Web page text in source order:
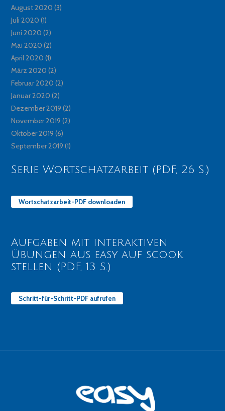
August 2020 (3)
Juli 2020 (1)
Juni 2020 (2)
Mai 2020 (2)
April 2020 (1)
März 2020 (2)
Februar 2020 (2)
Januar 2020 (2)
Dezember 2019 (2)
November 2019 (2)
Oktober 2019 (6)
September 2019 (1)
Serie Wortschatzarbeit (PDF, 26 S.)
Wortschatzarbeit-PDF downloaden
Aufgaben mit interaktiven
Übungen aus easy auf scook
stellen (PDF, 13 S.)
Schritt-für-Schritt-PDF aufrufen